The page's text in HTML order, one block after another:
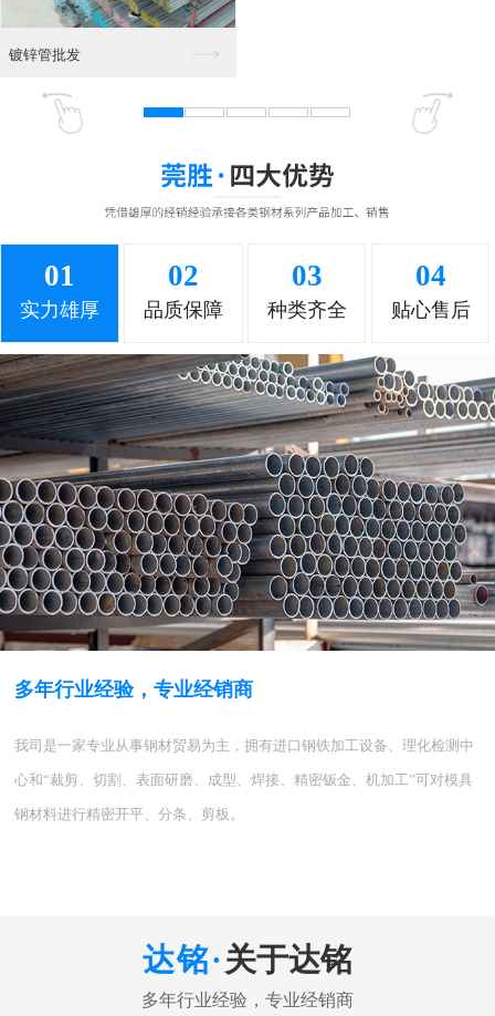
角铁 槽钢 角铁销售部
01
实力雄厚
02
品质保障
03
种类齐全
04
贴心售后
多年行业经验，专业经销商
我司是一家专业从事钢材贸易为主，拥有进口钢铁加工设备、理化检测中
心和“裁剪、切割、表面研磨、成型、焊接、精密钣金、机加工”可对模具
钢材料进行精密开平、分条、剪板。
关于达铭